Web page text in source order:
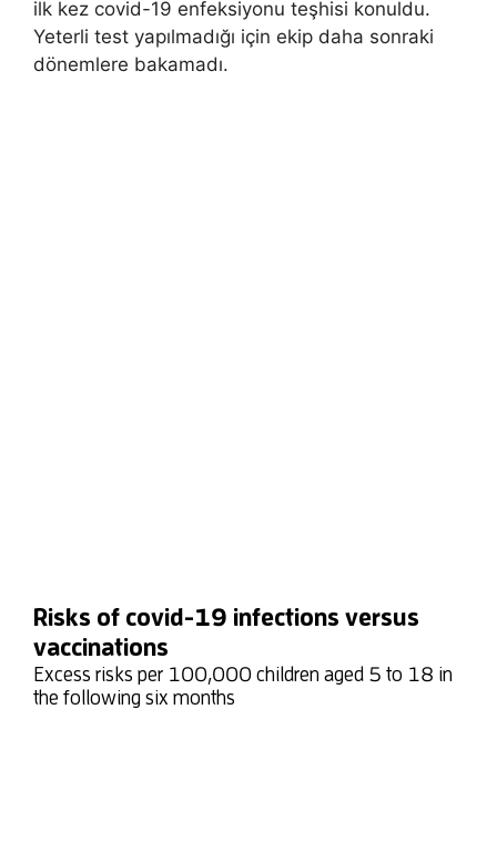
ilk kez covid-19 enfeksiyonu teşhisi konuldu.
Yeterli test yapılmadığı için ekip daha sonraki
dönemlere bakamadı.